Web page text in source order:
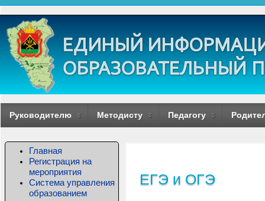
Руководителю Методисту Педагогу
Главная
Регистрация на
мероприятия
Система управления
образованием
ЕГЭ и ОГЭ